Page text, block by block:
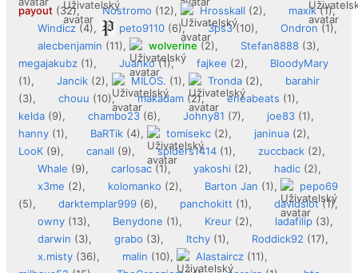
payout (32), Nostromo (12), Hrosskall (2), maxik(1),
Windicz(4), peto9110 (6), 3ps3(10), Ondron(1),
alecbenjamin (11), wolverine(2), Stefan8888 (3),
megajakubz (1), Juanko(1), fajkee (2),
BloodyMary
(1),
Jancik (2), MILOS. (1), Tronda (2),
barahir
(3),
chouu (10), makadam (2), eneabeats (1),
kelda (9), chambo23 (6), Johny81 (7), joe83 (1),
hanny (1), BaRTik (4), tomisekc (2), janinua (2),
LooK (9), canall (9), spiders1414 (1), zuccback (2),
Whale (9), carlosac(1), yakoshi (2), hadic (2),
x3me (2), kolomanko (2), Barton Jan (1),
pepo69
(5),
darktemplar999 (6), panchokitt (1), davidslot(1),
owny (13), Benydone (1), Kreur (2), ladafilip (3),
darwin (3), grabo (3), Itchy (1), Roddick92 (17),
x.misty (36), malin (10), Alastaircz (11),